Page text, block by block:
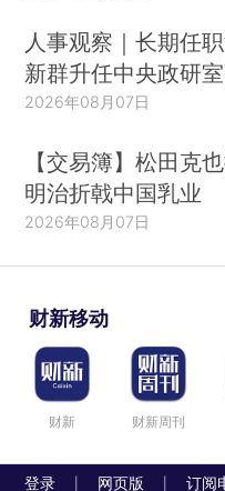
人事观察｜长期任
新群升任中央政研
2026年08月07日
【交易簿】松田克
明治折戟中国乳业
2026年08月07日
财新移动
财新 财新周刊
登录 网页版 订阅